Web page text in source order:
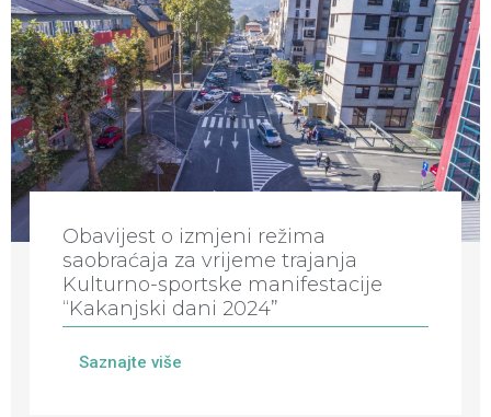
Obavijest o izmjeni režima
saobraćaja za vrijeme trajanja
Kulturno-sportske manifestacije
“Kakanjski dani 2024”
Saznajte više